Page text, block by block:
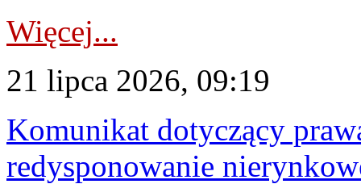
Więcej...
21 lipca 2026, 09:19
Komunikat dotyczący
redysponowanie